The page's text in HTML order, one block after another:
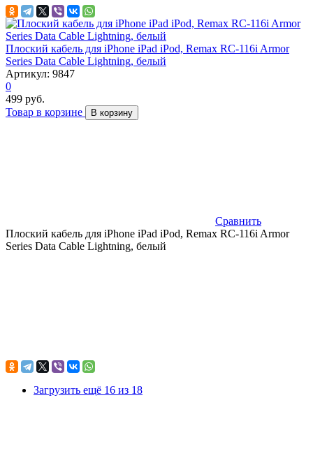
Плоский кабель для iPhone iPad iPod, Remax RC-116i Armor
Series Data Cable Lightning, белый
Артикул: 9847
0
499 руб.
Товар в корзине
В корзину
Сравнить
Плоский кабель для iPhone iPad iPod, Remax RC-116i Armor
Series Data Cable Lightning, белый
Загрузить ещё 16 из 18